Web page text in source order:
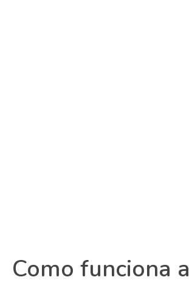
Como funciona a